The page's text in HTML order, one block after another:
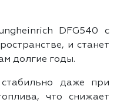
DFG540 с
и станет
долгие годы.
даже при
что снижает